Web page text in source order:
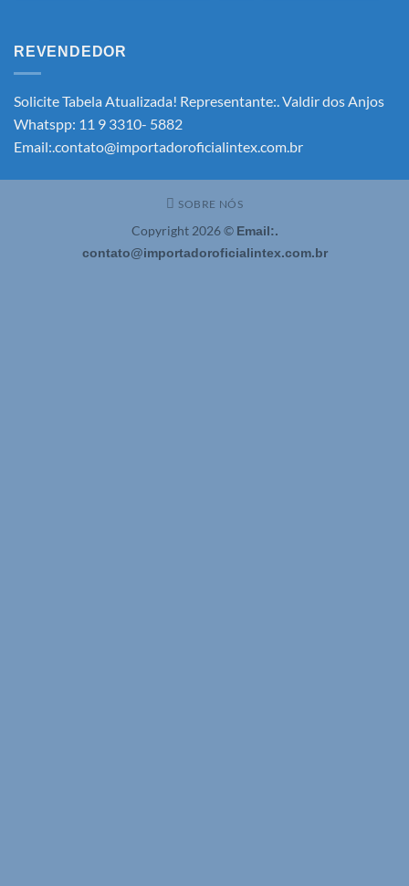
2026
REVENDEDOR
Solicite Tabela Atualizada! Representante:. Valdir dos Anjos
Whatspp: 11 9 3310- 5882
Email:.contato@importadoroficialintex.com.br
SOBRE NÓS
Copyright 2026 © Email:.
contato@importadoroficialintex.com.br